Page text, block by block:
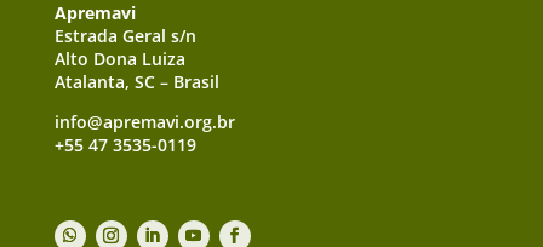
Apremavi
Estrada Geral s/n
Alto Dona Luiza
Atalanta, SC – Brasil
info@apremavi.org.br
+55 47 3535-0119